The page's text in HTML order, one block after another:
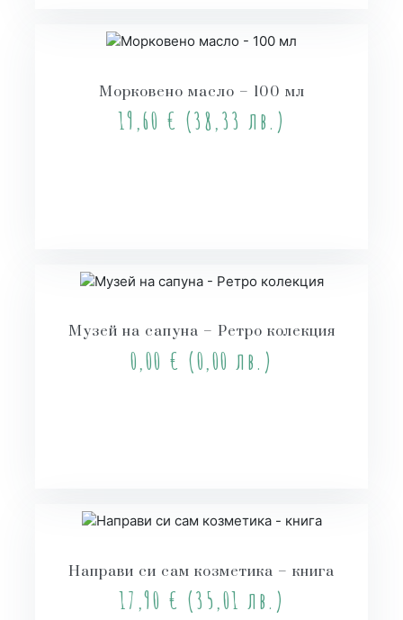
Морковено масло – 100 мл
19,60 € (38,33 лв.)
Музей на сапуна – Ретро колекция
0,00 € (0,00 лв.)
Направи си сам козметика – книга
17,90 € (35,01 лв.)